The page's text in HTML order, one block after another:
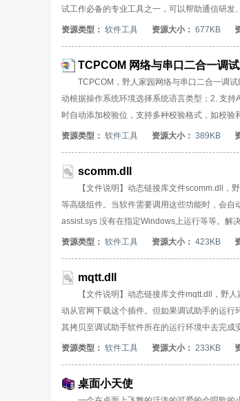
试工作必备的专业工具之一，可以帮助通信研发
SCOMM通信调试助手是绿色软件，无需安装，
可自由设置串口号、波特率、校验位、数据位
状态位的检测控制；网络通信支持IPv4和IPv6两
资源类型： 软件工具 资源大小： 677KB
TCPCOM 网络与串口二合一调
TCPCOM，野人家园网络与串口二合一调
动根据操作系统环境选择系统语言类型；2. 支
时自动添加校验位，支持多种校验格式，如校
析成对应的ASCII码进行发送。5. 支持AT指令自
式；9. 支持任意间隔发送，循环发送；10.可以
式TCP Server，TCP Client，UDP；【串口调试
资源类型： 软件工具 资源大小： 389KB
scomm.dll
【文件说明】动态链接库文件scomm.dll，
等高级组件。当软件需要调用这些功能时，会
assist.sys 没有在指定Windows上运行等等。解
mqtt.dll文件后，将其拷贝至以下任意一个系统
资源类型： 软件工具 资源大小： 423KB
mqtt.dll
【文件说明】动态链接库文件mqtt.dll，野
动从官网下载这个插件。但如果调试助手的运
其拷贝至调试助手软件所在的运行环境中去完
助手EXE文件所在的文件夹 ②
资源类型： 软件工具 资源大小： 233KB
桌面小天使